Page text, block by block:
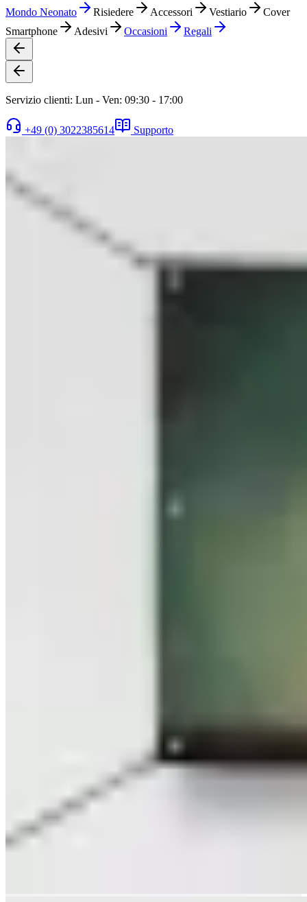
Mondo Neonato
Risiedere Accessori Vestiario
Cover
Smartphone
Adesivi Occasioni Regali
Servizio clienti: Lun - Ven: 09:30 - 17:00
+49 (0) 3022385614 Supporto